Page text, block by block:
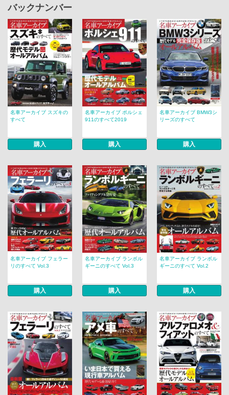
バックナンバー
名車アーカイブ スズキの
すべて
購入
名車アーカイブ ポルシェ
911のすべて2019
購入
名車アーカイブ BMW3シ
リーズのすべて
購入
名車アーカイブ フェラー
リのすべて Vol.3
購入
名車アーカイブ ランボル
ギーニのすべて Vol.3
購入
名車アーカイブ ランボル
ギーニのすべて Vol.2
購入